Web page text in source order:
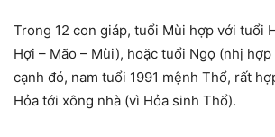
Trong 12 con giáp, tuổi Mùi hợp với tuổi
Hợi – Mão – Mùi), hoặc tuổi Ngọ (nhị
cạnh đó, nam tuổi 1991 mệnh Thổ, rất
Hỏa tới xông nhà (vì Hỏa sinh Thổ).